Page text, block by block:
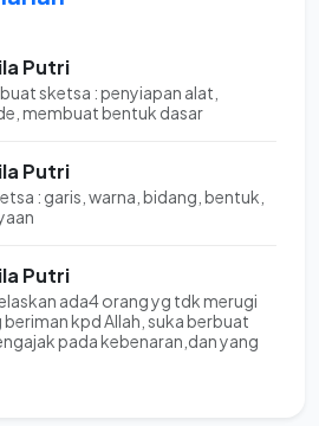
Putri
sketsa : penyiapan alat,
membuat bentuk dasar
Putri
: garis, warna, bidang, bentuk,
Putri
ada4 orang yg tdk merugi
kpd Allah, suka berbuat
pada kebenaran,dan yang